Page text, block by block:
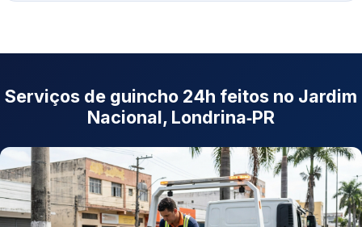
Serviços de guincho 24h feitos no Jardim
Nacional, Londrina‑PR